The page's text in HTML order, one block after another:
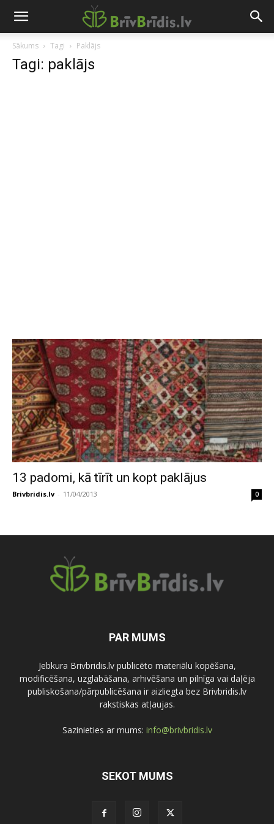
Sākums Tagi Paklājs
Tagi: paklājs
13 padomi, kā tīrīt un kopt paklājus
Brivbridis.lv - 11/04/2013 0
PAR MUMS
Jebkura Brivbridis.lv publicēto materiālu kopēšana,
modificēšana, uzglabāšana, arhivēšana un pilnīga vai daļēja
publiskošana/pārpublicēšana ir aizliegta bez Brivbridis.lv
rakstiskas atļaujas.
Sazinieties ar mums: info@brivbridis.lv
SEKOT MUMS